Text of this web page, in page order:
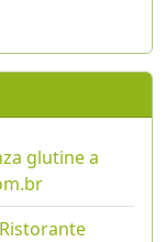
glutine a